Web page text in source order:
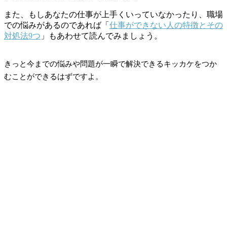
また、もしあなたの仕事が上手くいっていなかったり、職場
での悩みがあるのであれば「 仕事ができない人の特徴とその
対処法9つ 」もあわせて読んでみましょう。
きっと今までの悩みや問題が一瞬で解決できるキッカケをつか
むことができるはずですよ。